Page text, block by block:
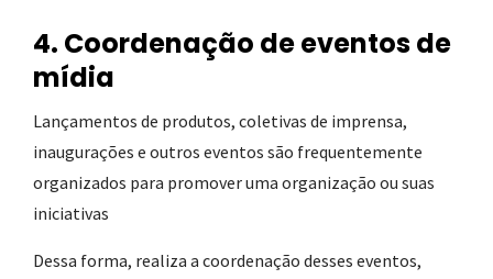
4. Coordenação de eventos de
mídia
Lançamentos de produtos, coletivas de imprensa,
inaugurações e outros eventos são frequentemente
organizados para promover uma organização ou suas
iniciativas
Dessa forma, realiza a coordenação desses eventos,